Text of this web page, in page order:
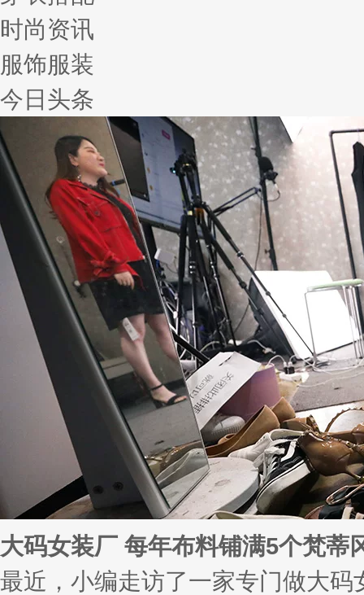
时尚资讯
服饰服装
今日头条
大码女装厂 每年布料铺满5个梵蒂
最近，小编走访了一家专门做大码